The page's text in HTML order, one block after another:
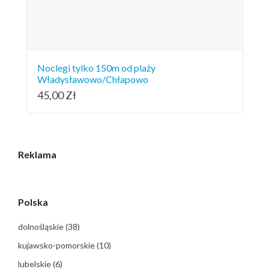
Noclegi tylko 150m od plaży
Władysławowo/Chłapowo
45,00Zł
Reklama
Polska
dolnośląskie(38)
kujawsko-pomorskie(10)
lubelskie(6)